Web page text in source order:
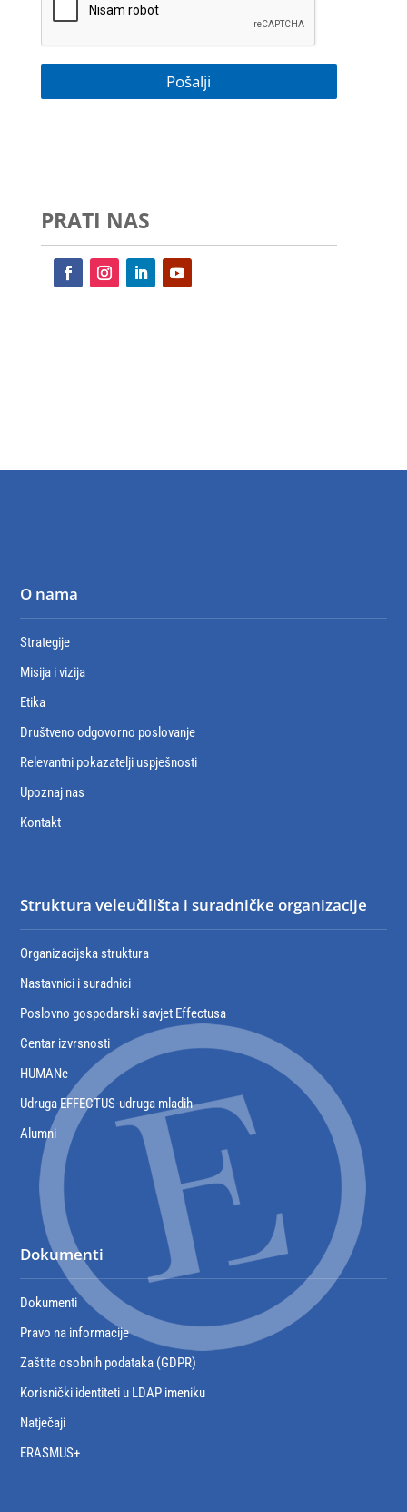
PRATI NAS
O nama
Strategije
Misija i vizija
Etika
Društveno odgovorno poslovanje
Relevantni pokazatelji uspješnosti
Upoznaj nas
Kontakt
Struktura veleučilišta i suradničke organizacije
Organizacijska struktura
Nastavnici i suradnici
Poslovno gospodarski savjet Effectusa
Centar izvrsnosti
HUMANe
Udruga EFFECTUS-udruga mladih
Alumni
Dokumenti
Dokumenti
Pravo na informacije
Zaštita osobnih podataka (GDPR)
Korisnički identiteti u LDAP imeniku
Natječaji
ERASMUS+